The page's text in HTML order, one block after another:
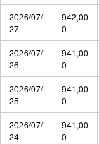
2026/07/
27
942,00
0
2026/07/
26
941,00
0
2026/07/
25
941,00
0
2026/07/
24
941,00
0